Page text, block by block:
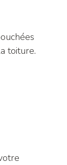
toiture.